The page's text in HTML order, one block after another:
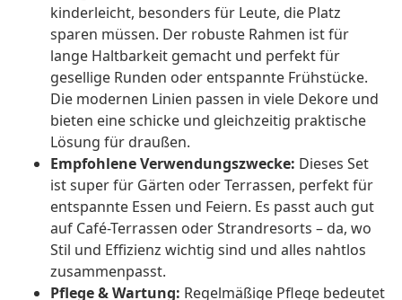
kinderleicht, besonders für Leute, die Platz
sparen müssen. Der robuste Rahmen ist für
lange Haltbarkeit gemacht und perfekt für
gesellige Runden oder entspannte Frühstücke.
Die modernen Linien passen in viele Dekore und
bieten eine schicke und gleichzeitig praktische
Lösung für draußen.
Empfohlene Verwendungszwecke: Dieses Set
ist super für Gärten oder Terrassen, perfekt für
entspannte Essen und Feiern. Es passt auch gut
auf Café-Terrassen oder Strandresorts – da, wo
Stil und Effizienz wichtig sind und alles nahtlos
zusammenpasst.
Pflege & Wartung: Regelmäßige Pflege bedeutet